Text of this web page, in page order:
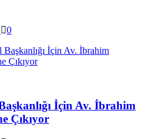
0
İçin Av. İbrahim
Çıkıyor